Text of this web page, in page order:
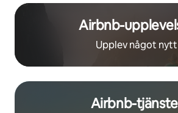
Airbnb-
Upplev något nytt
Airbnb-